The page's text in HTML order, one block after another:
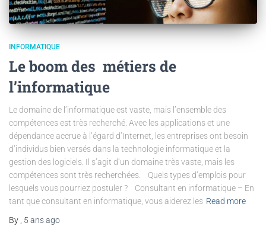
INFORMATIQUE
Le boom des métiers de
l’informatique
Le domaine de l’informatique est vaste, mais l’ensemble des
compétences est très recherché. Avec les applications et une
dépendance accrue à l’égard d’Internet, les entreprises ont besoin
d’individus bien versés dans la technologie informatique et la
gestion des logiciels. Il s’agit d’un domaine très vaste, mais les
compétences sont très recherchées. Quels types d’emplois pour
lesquels vous pourriez postuler ? Consultant en informatique – En
tant que consultant en informatique, vous aiderez les Read more
By
5 ansago